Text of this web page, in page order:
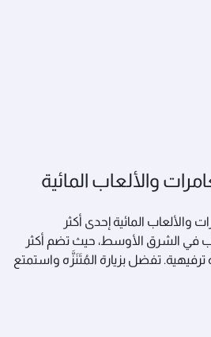
والألعاب المائية
والألعاب المائية إحدى أكثر
في الشرق الأوسط، حيث تضم أكثر
ترفيهية. تفضل بزيارة المُتَنَزَّه واستمتع